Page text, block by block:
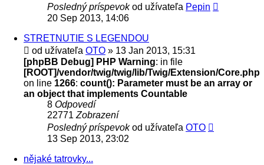
Posledný príspevokod užívateľa Pepin
20 Sep 2013, 14:06
STRETNUTIE S LEGENDOU
od užívateľa OTO » 13 Jan 2013, 15:31
[phpBB Debug] PHP Warning: in file
[ROOT]/vendor/twig/twig/lib/Twig/Extension/Core.php
on line 1266: count(): Parameter must be an array or
an object that implements Countable
8 Odpovedí
22771 Zobrazení
Posledný príspevokod užívateľa OTO
13 Sep 2013, 23:02
nějaké tatrovky...